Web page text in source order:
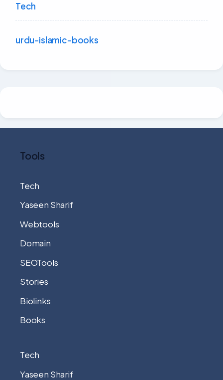
Tech
urdu-islamic-books
Tools
Tech
Yaseen Sharif
Webtools
Domain
SEOTools
Stories
Biolinks
Books
Tech
Yaseen Sharif